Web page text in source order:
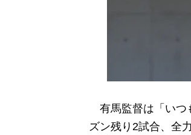
有馬監督は「いつ
ズン残り2試合、全